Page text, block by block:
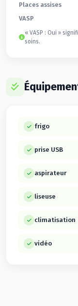
Places assises
VASP
« VASP : Oui »
soins.
frigo
prise USB
aspirateur
liseuse
climatisation
vidéo